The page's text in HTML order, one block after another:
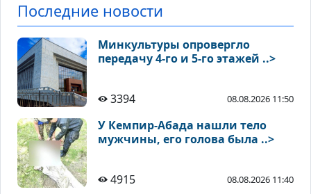
Последние новости
Минкультуры опровергло
передачу 4-го и 5-го этажей ..>
3394 08.08.2026 11:50
У Кемпир-Абада нашли тело
мужчины, его голова была ..>
4915 08.08.2026 11:40